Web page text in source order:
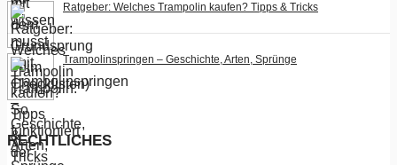
Ratgeber: Welches Trampolin kaufen? Tipps & Tricks
Trampolinspringen – Geschichte, Arten, Sprünge
RECHTLICHES